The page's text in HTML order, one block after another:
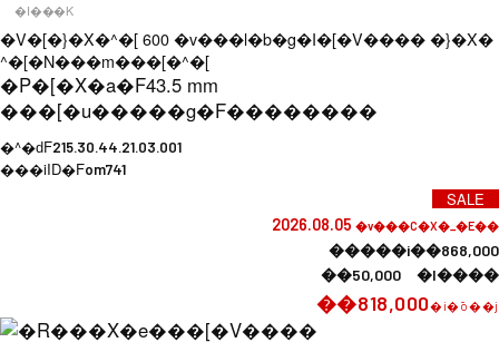
�I���K
�V�[�}�X�^�[ 600 �v���l�b�g�I�[�V���� �}�X�
^�[�N���m���[�^�[
�P�[�X�a�F43.5 mm
���[�u�����g�F��������
�^�ԁF215.30.44.21.03.001
���iID�Fom741
SALE
2026.08.05 �v���C�X�_�E��
�����i��868,000
��50,000 �l����
��818,000�i�ō��j